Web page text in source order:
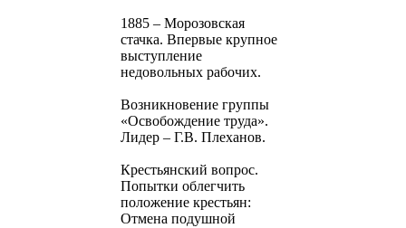
1885 – Морозовская
стачка. Впервые крупное
выступление
недовольных рабочих.
Возникновение группы
«Освобождение труда».
Лидер – Г.В. Плеханов.
Крестьянский вопрос.
Попытки облегчить
положение крестьян:
Отмена подушной